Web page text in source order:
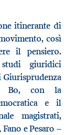
itinerante di
così
il pensiero.
studi giuridici
Bo, con la
e il
magistrati,
e Pesaro –